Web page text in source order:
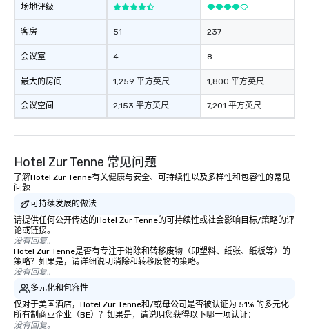
场地评级
客房
会议室
最大的房间
会议空间
51
4
1,259 平方英尺
2,153 平方英尺
237
8
1,800 平方英尺
7,201 平方英尺
Hotel Zur Tenne 常见问题
了解Hotel Zur Tenne有关健康与安全、可持续性以及多样性和包容性的常见
问题
可持续发展的做法
请提供任何公开传达的Hotel Zur Tenne的可持续性或社会影响目标/策略的评
论或链接。
没有回复。
Hotel Zur Tenne是否有专注于消除和转移废物（即塑料、纸张、纸板等）的
策略？如果是，请详细说明消除和转移废物的策略。
没有回复。
多元化和包容性
仅对于美国酒店，Hotel Zur Tenne和/或母公司是否被认证为 51% 的多元化
所有制商业企业（BE）？如果是，请说明您获得以下哪一项认证：
没有回复。